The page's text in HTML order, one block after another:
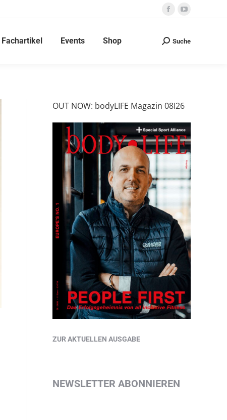
Facebook
opens
YouTube
opens
Fachartikel Events Shop Search:
Suche
OUT NOW: bodyLIFE Magazin 08I26
ZUR AKTUELLEN AUSGABE
NEWSLETTER ABONNIEREN